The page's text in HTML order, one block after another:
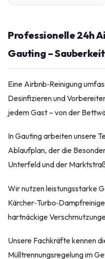
Professionelle 24h
Gauting –
Eine Airbnb‑Reinigung
Desinfizieren und
jedem Gast – von der
In Gauting arbeiten unsere
Ablaufplan, der die
Unterfeld und der
Wir nutzen leistungsstarke
hartnäckige
Unsere Fachkräfte kennen
Mülltrennungsregelung im